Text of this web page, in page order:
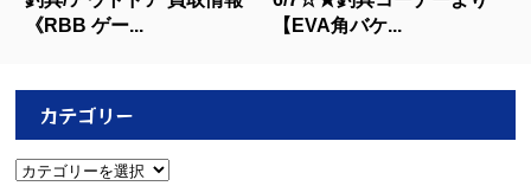
《RBB ゲー...
【EVA角バケ...
カテゴリー
カ